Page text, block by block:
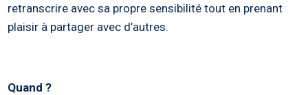
retranscrire avec sa propre sensibilité tout en prenant
plaisir à partager avec d’autres.
Quand ?